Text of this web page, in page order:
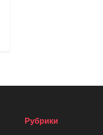
Рубрики